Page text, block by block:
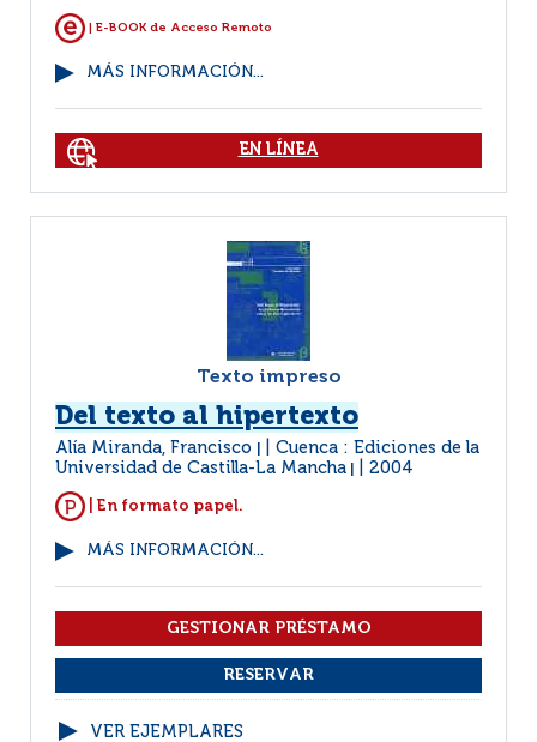
| E-BOOK de Acceso Remoto
MÁS INFORMACIÓN...
EN LÍNEA
Texto impreso
Del texto al hipertexto
Alía Miranda, Francisco
Cuenca : Ediciones de la
Universidad de Castilla-La Mancha
2004
| En formato papel.
MÁS INFORMACIÓN...
VER EJEMPLARES